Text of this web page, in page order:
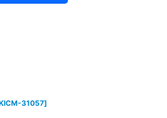
31057]